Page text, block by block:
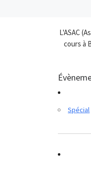
L'ASAC
cours à
Spécial